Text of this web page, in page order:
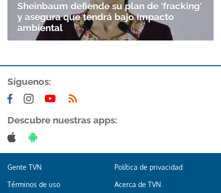
Sheinbaum defiende su plan de 'fracking'
y asegura que tendrá bajo impacto
ambiental
Síguenos:
Descubre nuestras apps:
Gente TVN Política de privacidad
Términos de uso Acerca de TVN